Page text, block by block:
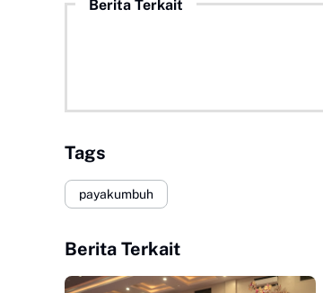
Berita Terkait
Tags
payakumbuh
Berita Terkait